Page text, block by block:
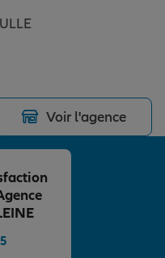
Voir l'agence